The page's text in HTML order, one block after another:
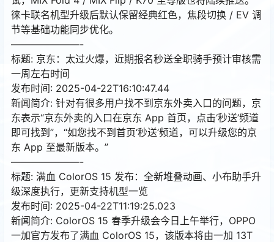
徕卡联名机型升级后默认保留经典红色，焦段切换 / EV 调
节等基础功能同步优化。
———————-
标题: 京东：太过火爆，近期报名秒送全职骑手预计审核需
一周左右时间
发布时间: 2025-04-22T16:10:47.44
新闻简介: 针对有很多用户找不到京东外卖入口的问题，京
东表示“京东外卖的入口在京东 App 首页，点击‘秒送’频道
即可找到”，“如您找不到首页‘秒送’频道，可以升级您的京
东 App 至最新版本。”
———————-
标题: 满血 ColorOS 15 发布：全新堆叠动画、小布助手升
级深度执行，更新支持机型一览
发布时间: 2025-04-22T11:19:25.023
新闻简介: ColorOS 15 春季升级会今日上午举行，OPPO
一加官方发布了满血 ColorOS 15，该版本将由一加 13T